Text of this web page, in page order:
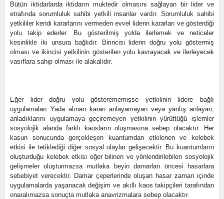
Bütün iktidarlarda iktidarın muktedir olmasını sağlayan bir lider ve
etrafında sorumluluk sahibi yetkili insanlar vardır. Sorumluluk sahibi
yetkililer kendi kararlarını vermeden evvel liderin kararları ve gösterdiği
yolu takip ederler. Bu gösterilmiş yolda ilerlemek ve neticeler
kesinlikle iki unsura bağlıdır. Birincisi liderin doğru yolu göstermiş
olması ve ikincisi yetkilinin gösterilen yolu kavrayacak ve ilerleyecek
vasıflara sahip olması ile alakalıdır.
Eğer lider doğru yolu gösterememişse yetkilinin lidere bağlı
uygulamaları Yada alınan kararı anlayamayan veya yanlış anlayan,
anladıklarını uygulamaya geçiremeyen yetkilinin yürüttüğü işlemler
sosyolojik alanda farklı kaosların oluşmasına sebep olacaktır. Her
kasun sonucunda gerçekleşen kuantumdan etkilenen ve kelebek
etkisi ile tetiklediği diğer sosyal olaylar gelişecektir. Bu kuantumların
oluşturduğu kelebek etkisi eğer bilinen ve yönlendirilebilen sosyolojik
gelişmeler oluşturmazsa mutlaka beyin damarları öncesi hasarlara
sebebiyet verecektir. Damar çeperlerinde oluşan hasar zaman içinde
uygulamalarda yaşanacak değişim ve akıllı kaos takipçileri tarafından
onaralımazsa sonuçta mutlaka anavrizmalara sebep olacaktır.